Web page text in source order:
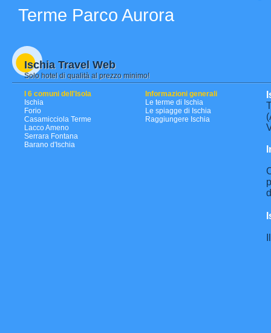
Terme Parco Aurora
Ischia Travel Web
Solo hotel di qualità al prezzo minimo!
I 6 comuni dell'Isola
Ischia
Forio
Casamicciola Terme
Lacco Ameno
Serrara Fontana
Barano d'Ischia
Informazioni generali
Le terme di Ischia
Le spiagge di Ischia
Raggiungere Ischia